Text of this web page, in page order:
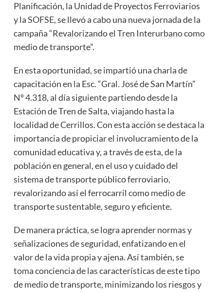
Planificación, la Unidad de Proyectos Ferroviarios
y la SOFSE, se llevó a cabo una nueva jornada de la
campaña “Revalorizando el Tren Interurbano como
medio de transporte”.
En esta oportunidad, se impartió una charla de
capacitación en la Esc. “Gral. José de San Martín”
Nº 4.318, al día siguiente partiendo desde la
Estación de Tren de Salta, viajando hasta la
localidad de Cerrillos. Con esta acción se destaca la
importancia de propiciar el involucramiento de la
comunidad educativa y, a través de esta, de la
población en general, en el uso y cuidado del
sistema de transporte público ferroviario,
revalorizando así el ferrocarril como medio de
transporte sustentable, seguro y eficiente.
De manera práctica, se logra aprender normas y
señalizaciones de seguridad, enfatizando en el
valor de la vida propia y ajena. Así también, se
toma conciencia de las características de este tipo
de medio de transporte, minimizando los riesgos y